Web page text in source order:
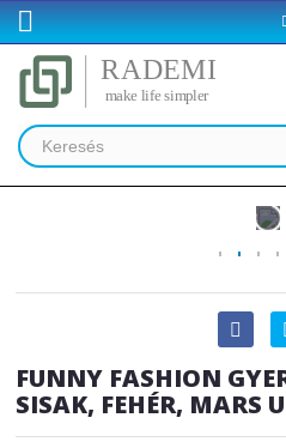

FUNNY FASHION
SISAK, FEHÉR, MARS